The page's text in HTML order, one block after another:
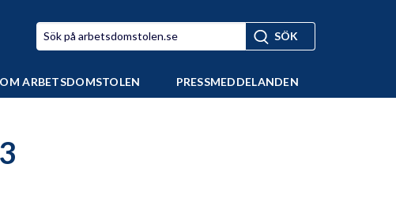
OM ARBETSDOMSTOLEN PRESSMEDDELANDEN